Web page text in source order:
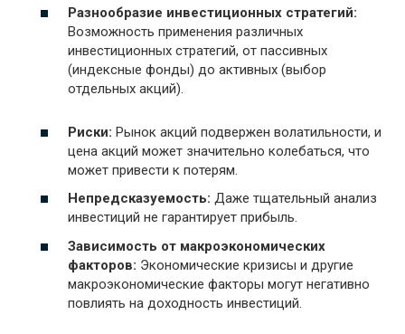
Разнообразие инвестиционных стратегий:
Возможность применения различных
инвестиционных стратегий, от пассивных
(индексные фонды) до активных (выбор
отдельных акций).
Риски: Рынок акций подвержен волатильности, и
цена акций может значительно колебаться, что
может привести к потерям.
Непредсказуемость: Даже тщательный анализ
инвестиций не гарантирует прибыль.
Зависимость от макроэкономических
факторов: Экономические кризисы и другие
макроэкономические факторы могут негативно
повлиять на доходность инвестиций.